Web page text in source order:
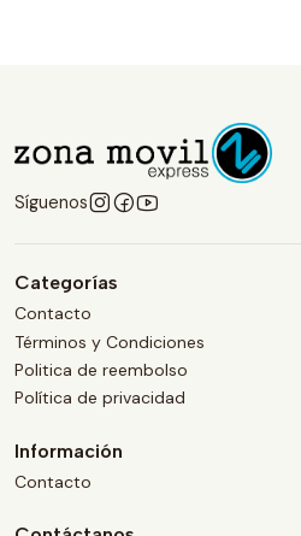
Síguenos
Categorías
Contacto
Términos y Condiciones
Politica de reembolso
Política de privacidad
Información
Contacto